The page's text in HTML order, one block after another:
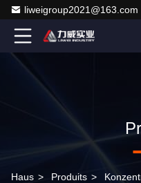
liweigroup2021@163.com
Haus > Produits >